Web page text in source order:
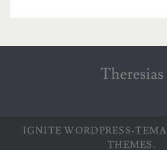
Theresias
IGNITE WORDPRESS-TEMA
THEMES.